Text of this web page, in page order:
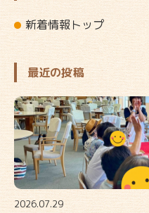
新着情報トップ
最近の投稿
2026.07.29